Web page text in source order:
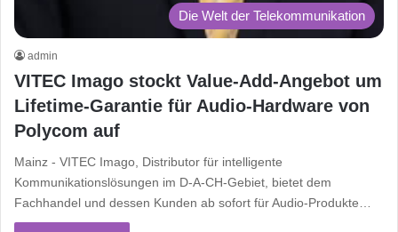
Die Welt der Telekommunikation
admin
VITEC Imago stockt Value-Add-Angebot um
Lifetime-Garantie für Audio-Hardware von
Polycom auf
Mainz - VITEC Imago, Distributor für intelligente
Kommunikationslösungen im D-A-CH-Gebiet, bietet dem
Fachhandel und dessen Kunden ab sofort für Audio-Produkte…